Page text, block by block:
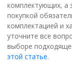
комплектующих, а
покупкой
комплектацией и
уточните все
выборе
этой статье.